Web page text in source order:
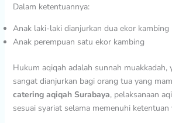
Dalam ketentuannya:
Anak laki-laki dianjurkan dua ekor kambing
Anak perempuan satu ekor kambing
Hukum aqiqah adalah sunnah muakkadah,
sangat dianjurkan bagi orang tua yang
catering aqiqah Surabaya, pelaksanaan
sesuai syariat selama memenuhi ketentuan